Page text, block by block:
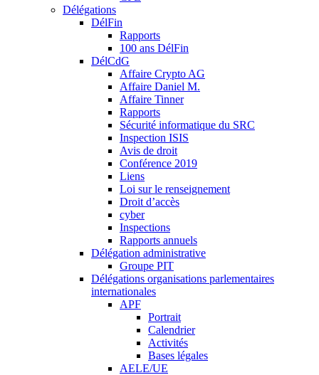
Délégations
DélFin
Rapports
100 ans DélFin
DélCdG
Affaire Crypto AG
Affaire Daniel M.
Affaire Tinner
Rapports
Sécurité informatique du SRC
Inspection ISIS
Avis de droit
Conférence 2019
Liens
Loi sur le renseignement
Droit d’accès
cyber
Inspections
Rapports annuels
Délégation administrative
Groupe PIT
Délégations organisations parlementaires
internationales
APF
Portrait
Calendrier
Activités
Bases légales
AELE/UE